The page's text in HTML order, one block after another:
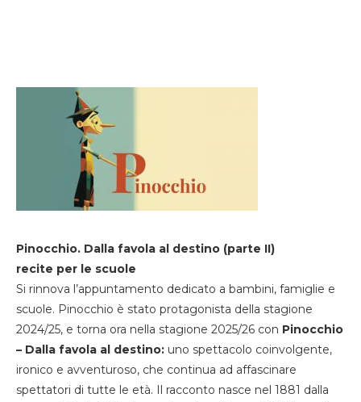
Pinocchio. Dalla favola al destino (parte II)
recite per le scuole
Si rinnova l’appuntamento dedicato a bambini, famiglie e
scuole. Pinocchio è stato protagonista della stagione
2024/25, e torna ora nella stagione 2025/26 con Pinocchio
– Dalla favola al destino: uno spettacolo coinvolgente,
ironico e avventuroso, che continua ad affascinare
spettatori di tutte le età. Il racconto nasce nel 1881 dalla